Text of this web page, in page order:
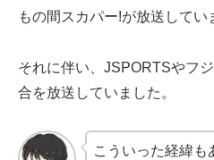
もの間スカパー!が放送してい
それに伴い、JSPORTSやフ
合を放送していました。
こういった経緯も